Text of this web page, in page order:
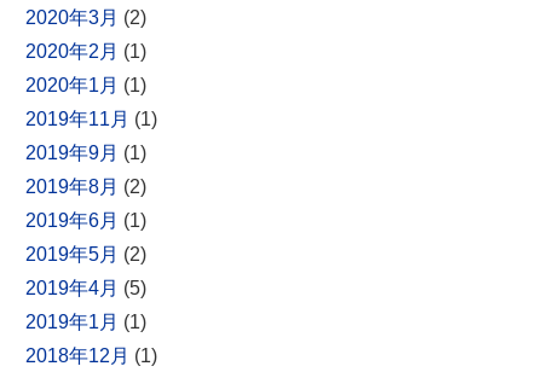
2020年3月 (2)
2020年2月 (1)
2020年1月 (1)
2019年11月 (1)
2019年9月 (1)
2019年8月 (2)
2019年6月 (1)
2019年5月 (2)
2019年4月 (5)
2019年1月 (1)
2018年12月 (1)